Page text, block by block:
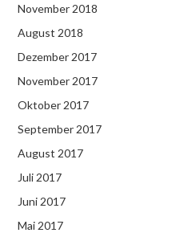
November 2018
August 2018
Dezember 2017
November 2017
Oktober 2017
September 2017
August 2017
Juli 2017
Juni 2017
Mai 2017